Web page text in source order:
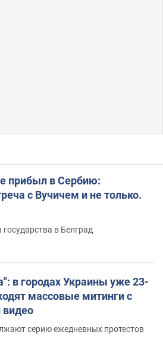
прибыл в Сербию:
с Вучичем и не только.
в Белград
в городах Украины уже 23-
массовые митинги с
видео
серию ежедневных протестов